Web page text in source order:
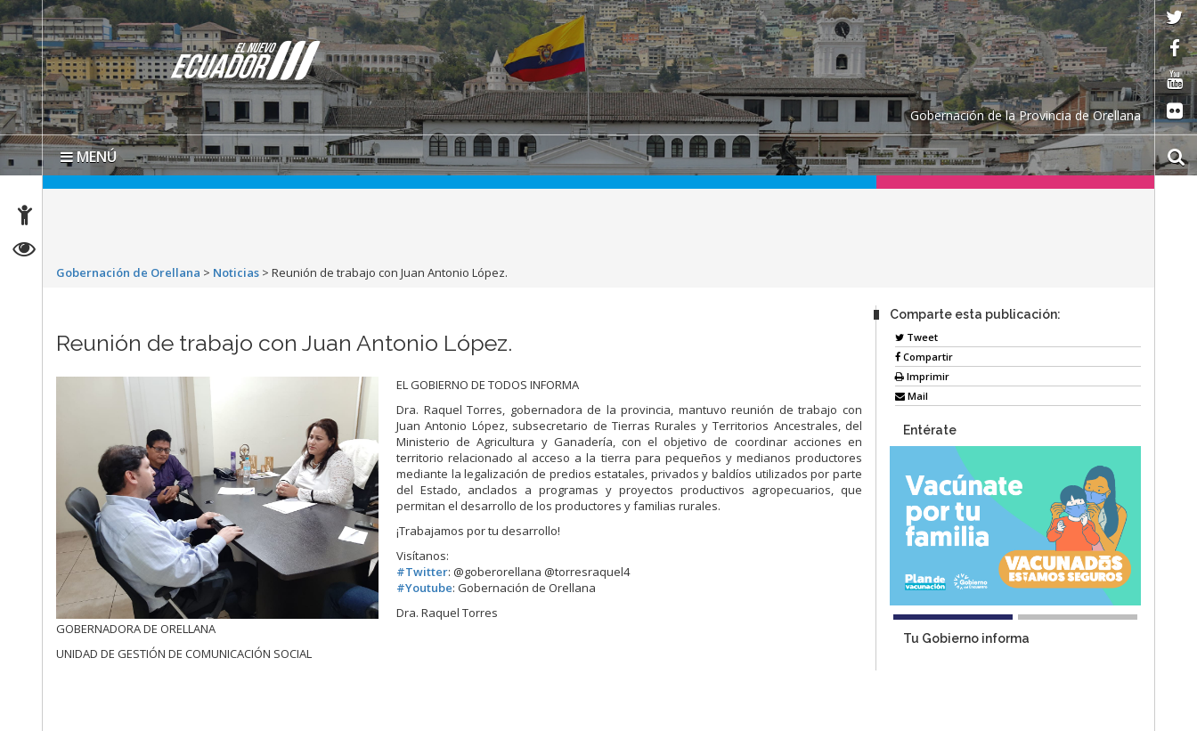
Gobernación de la Provincia de Orellana
MENÚ
Gobernación de Orellana > Noticias >Reunión de trabajo con Juan Antonio López.
Reunión de trabajo con Juan Antonio López.
EL GOBIERNO DE TODOS INFORMA
Dra. Raquel Torres, gobernadora de la provincia, mantuvo reunión de trabajo con
Juan Antonio López, subsecretario de Tierras Rurales y Territorios Ancestrales, del
Ministerio de Agricultura y Ganadería, con el objetivo de coordinar acciones en
territorio relacionado al acceso a la tierra para pequeños y medianos productores
mediante la legalización de predios estatales, privados y baldíos utilizados por parte
del Estado, anclados a programas y proyectos productivos agropecuarios, que
permitan el desarrollo de los productores y familias rurales.
¡Trabajamos por tu desarrollo!
Visítanos:
#Twitter: @goberorellana @torresraquel4
#Youtube: Gobernación de Orellana
Dra. Raquel Torres
GOBERNADORA DE ORELLANA
UNIDAD DE GESTIÓN DE COMUNICACIÓN SOCIAL
Comparte esta publicación:
Tweet
Compartir
Imprimir
Mail
Entérate
Tu Gobierno informa